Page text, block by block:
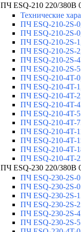
ПЧ ESQ-210 220/380В
Технические
ПЧ ESQ-210-2S-
ПЧ ESQ-210-2S-
ПЧ ESQ-210-2S-
ПЧ ESQ-210-2S-
ПЧ ESQ-210-2S-
ПЧ ESQ-210-2S-
ПЧ ESQ-210-4T-
ПЧ ESQ-210-4T-
ПЧ ESQ-210-4T-
ПЧ ESQ-210-4T-
ПЧ ESQ-210-4T-
ПЧ ESQ-210-4T-
ПЧ ESQ-210-4T-
ПЧ ESQ-210-4T-
ПЧ ESQ-210-4T-
ПЧ ESQ-210-4T-
ПЧ ESQ-230 220/380В
ПЧ ESQ-230-2S-
ПЧ ESQ-230-2S-
ПЧ ESQ-230-2S-
ПЧ ESQ-230-2S-
ПЧ ESQ-230-2S-
ПЧ ESQ-230-2S-